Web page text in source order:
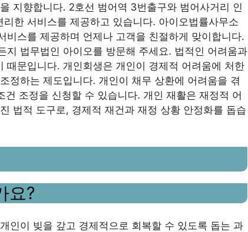
지향합니다. 2호선 범어역 3번출구와 범어사거리 인
한 서비스를 제공하고 있습니다. 아이오법률사무소
비스를 제공하며 언제나 고객을 친절하게 맞이합니다.
지 법무법인 아이오를 방문해 주세요. 법적인 어려움과
때문입니다. 개인회생은 개인이 경제적 어려움에 처한
정하는 제도입니다. 개인이 채무 상환에 어려움을 겪
조정을 신청할 수 있습니다. 개인 재활은 재정적 어
법적 도구로, 경제적 재건과 재정 상황 안정화를 돕습
요?
인이 빚을 갚고 경제적으로 회복할 수 있도록 돕는 과